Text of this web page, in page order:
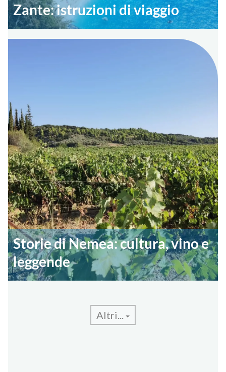
Zante: istruzioni di viaggio
Storie di Nemea: cultura, vino e
leggende
Altri...